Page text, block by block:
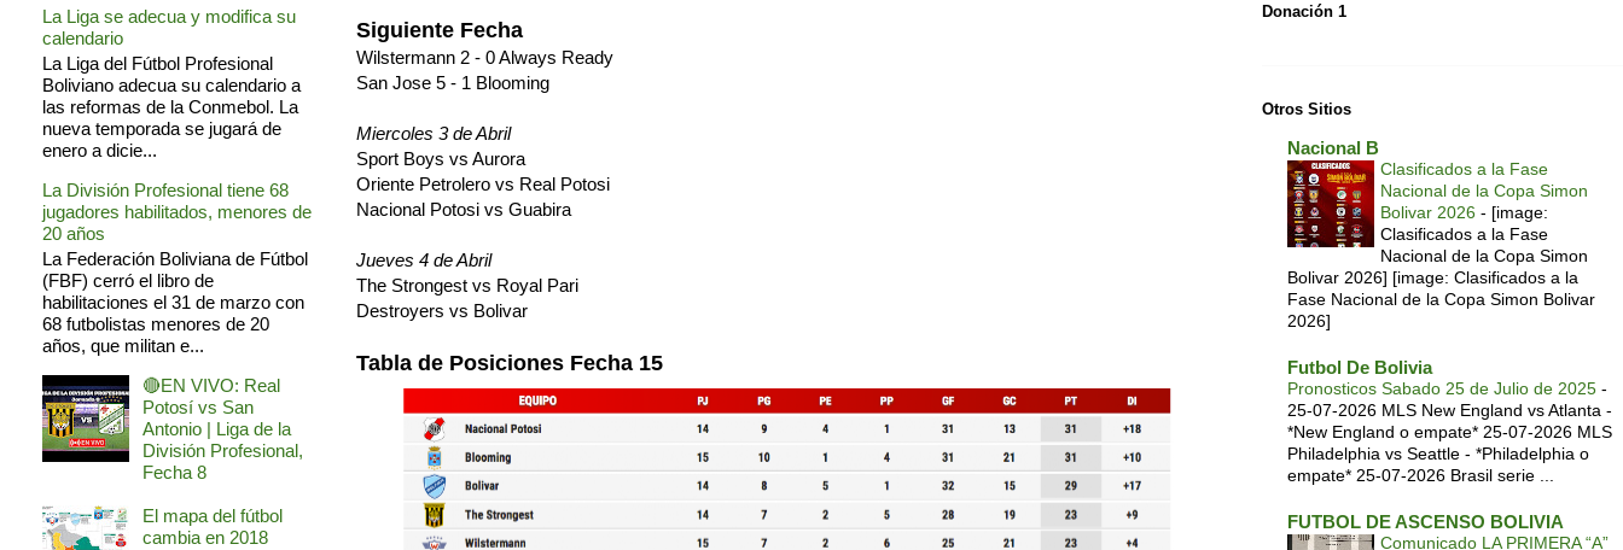
Siguiente Fecha
Wilstermann 2 - 0 Always Ready
San Jose 5 - 1 Blooming
Miercoles 3 de Abril
Sport Boys vs Aurora
Oriente Petrolero vs Real Potosi
Nacional Potosi vs Guabira
Jueves 4 de Abril
The Strongest vs Royal Pari
Destroyers vs Bolivar
Tabla de Posiciones Fecha 15
La Liga se adecua y modifica su
calendario
La Liga del Fútbol Profesional
Boliviano adecua su calendario a
las reformas de la Conmebol. La
nueva temporada se jugará de
enero a dicie...
La División Profesional tiene 68
jugadores habilitados, menores de
20 años
La Federación Boliviana de Fútbol
(FBF) cerró el libro de
habilitaciones el 31 de marzo con
68 futbolistas menores de 20
años, que militan e...
🔴EN VIVO: Real
Potosí vs San
Antonio | Liga de la
División Profesional,
Fecha 8
El mapa del fútbol
cambia en 2018
Donación 1
Otros Sitios
Nacional B
Clasificados a la Fase
Nacional de la Copa Simon
Bolivar 2026 - [image:
Clasificados a la Fase
Nacional de la Copa Simon
Bolivar 2026] [image: Clasificados a la
Fase Nacional de la Copa Simon Bolivar
2026]
Futbol De Bolivia
Pronosticos Sabado 25 de Julio de 2025 -
25-07-2026 MLS New England vs Atlanta -
*New England o empate* 25-07-2026 MLS
Philadelphia vs Seattle - *Philadelphia o
empate* 25-07-2026 Brasil serie ...
FUTBOL DE ASCENSO BOLIVIA
Comunicado LA PRIMERA “A”